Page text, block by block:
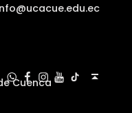
Cuenca
UC WhatsApp
UC en Facebook
UC en Instagram
UC en Youtube
UC Tiktok